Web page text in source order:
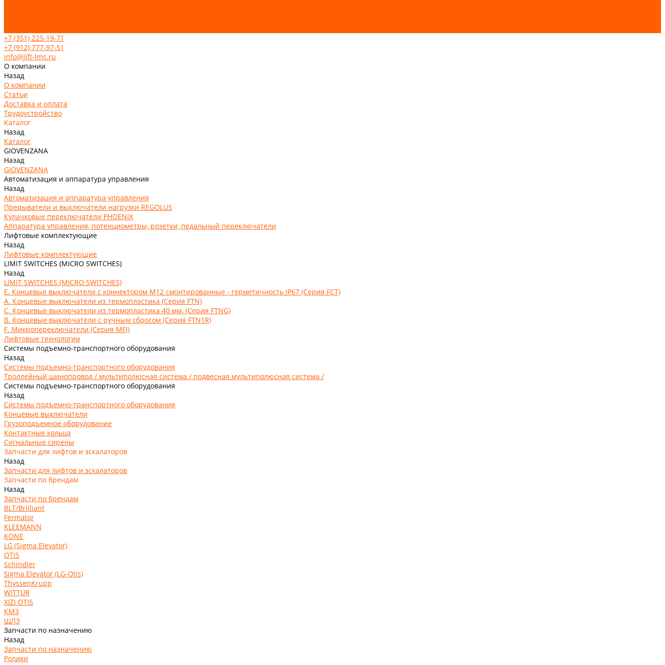
+7 (351) 225-19-71
+7 (912) 777-97-51
info@lift-lms.ru
О компании
Назад
О компании
Статьи
Доставка и оплата
Трудоустройство
Каталог
Назад
Каталог
GIOVENZANA
Назад
GIOVENZANA
Автоматизация и аппаратура управления
Назад
Автоматизация и аппаратура управления
Прерыватели и выключатели нагрузки REGOLUS
Кулачковые переключатели PHOENIX
Аппаратура управления, потенциометры, розетки, педальный переключатели
Лифтовые комплектующие
Назад
Лифтовые комплектующие
LIMIT SWITCHES (MICRO SWITCHES)
Назад
LIMIT SWITCHES (MICRO SWITCHES)
E. Концевые выключатели с коннектором M12 смонтированные - герметичность IP67 (Серия FCT)
А. Концевые выключатели из термопластика (Серия FTN)
C. Концевые выключатели из термопластика 40 мм. (Серия FTNG)
В. Концевые выключатели с ручным сбросом (Серия FTN1R)
F. Микропереключатели (Серия MFI)
Лифтовые технологии
Системы подъемно-транспортного оборудования
Назад
Системы подъемно-транспортного оборудования
Троллейный шинопровод / мультиполюсная система / подвесная мультиполюсная система /
Системы подъемно-транспортного оборудования
Назад
Системы подъемно-транспортного оборудования
Концевые выключатели
Грузоподъемное оборудование
Контактные кольца
Сигнальные сирены
Запчасти для лифтов и эскалаторов
Назад
Запчасти для лифтов и эскалаторов
Запчасти по брендам
Назад
Запчасти по брендам
BLT/Brilliant
Fermator
KLEEMANN
KONE
LG (Sigma Elevator)
OTIS
Schindler
Sigma Elevator (LG-Otis)
ThyssenKrupp
WITTUR
XIZI OTIS
КМЗ
ЩЛЗ
Запчасти по назначению
Назад
Запчасти по назначению
Ролики